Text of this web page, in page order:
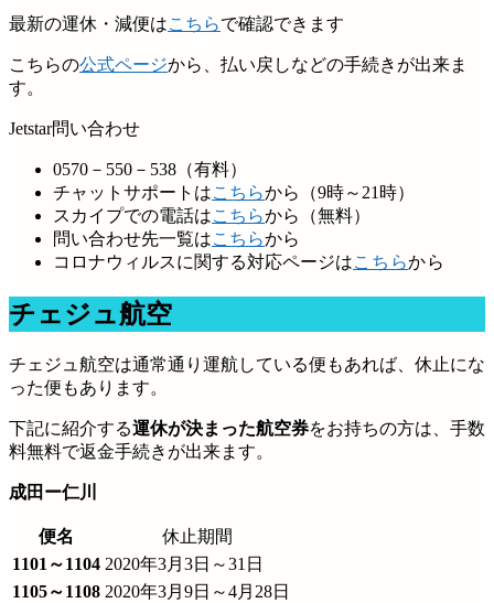
最新の運休・減便はこちらで確認できます
こちらの公式ページから、払い戻しなどの手続きが出来ま
す。
Jetstar問い合わせ
0570－550－538（有料）
チャットサポートはこちらから（9時～21時）
スカイプでの電話はこちらから（無料）
問い合わせ先一覧はこちらから
コロナウィルスに関する対応ページはこちらから
チェジュ航空
チェジュ航空は通常通り運航している便もあれば、休止にな
った便もあります。
下記に紹介する運休が決まった航空券をお持ちの方は、手数
料無料で返金手続きが出来ます。
成田ー仁川
便名
休止期間
1101～1104 2020年3月3日～31日
1105～1108 2020年3月9日～4月28日